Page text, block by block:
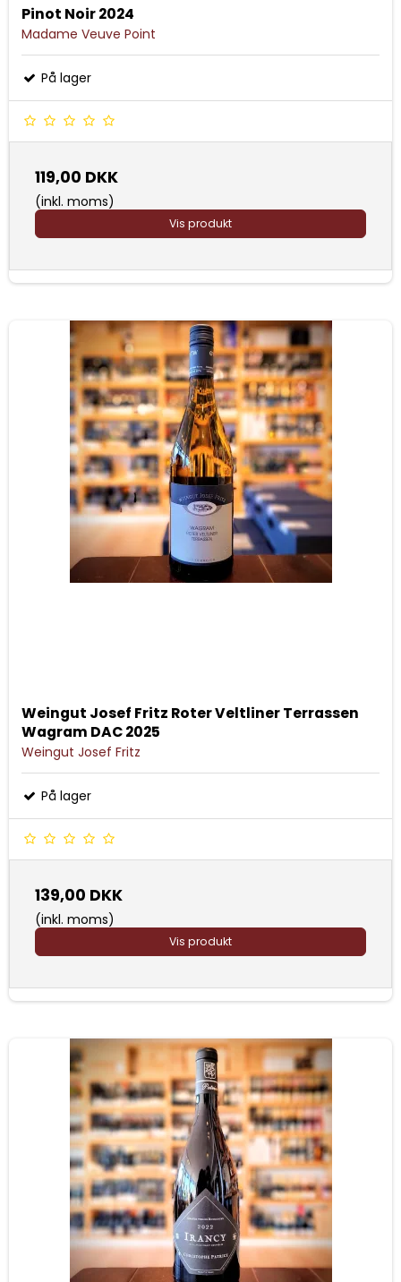
Pinot Noir 2024
Madame Veuve Point
På lager
119,00 DKK
(inkl. moms)
Vis produkt
Weingut Josef Fritz Roter Veltliner Terrassen
Wagram DAC 2025
Weingut Josef Fritz
På lager
139,00 DKK
(inkl. moms)
Vis produkt